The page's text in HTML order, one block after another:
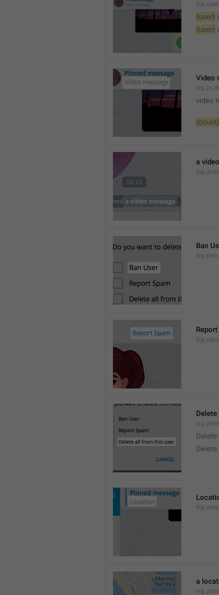
{user}
{user}
Video
video
{count}
a
Ban
a